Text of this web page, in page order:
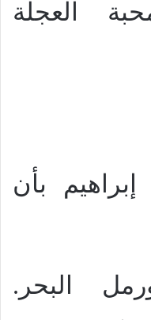
العجلة
بأن
البحر.